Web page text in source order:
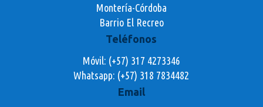
Montería-Córdoba
Barrio El Recreo
Teléfonos
Móvil: (+57) 317 4273346
Whatsapp: (+57) 318 7834482
Email